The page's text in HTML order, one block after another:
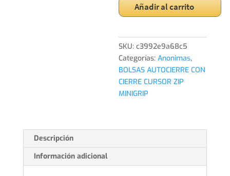
Zip
de
5000
Unidades)
cantidad
Añadir al carrito
SKU:c3992e9a68c5
Categorías:Anonimas,
BOLSAS AUTOCIERRE CON
CIERRE CURSOR ZIP
MINIGRIP
Descripción
Información adicional